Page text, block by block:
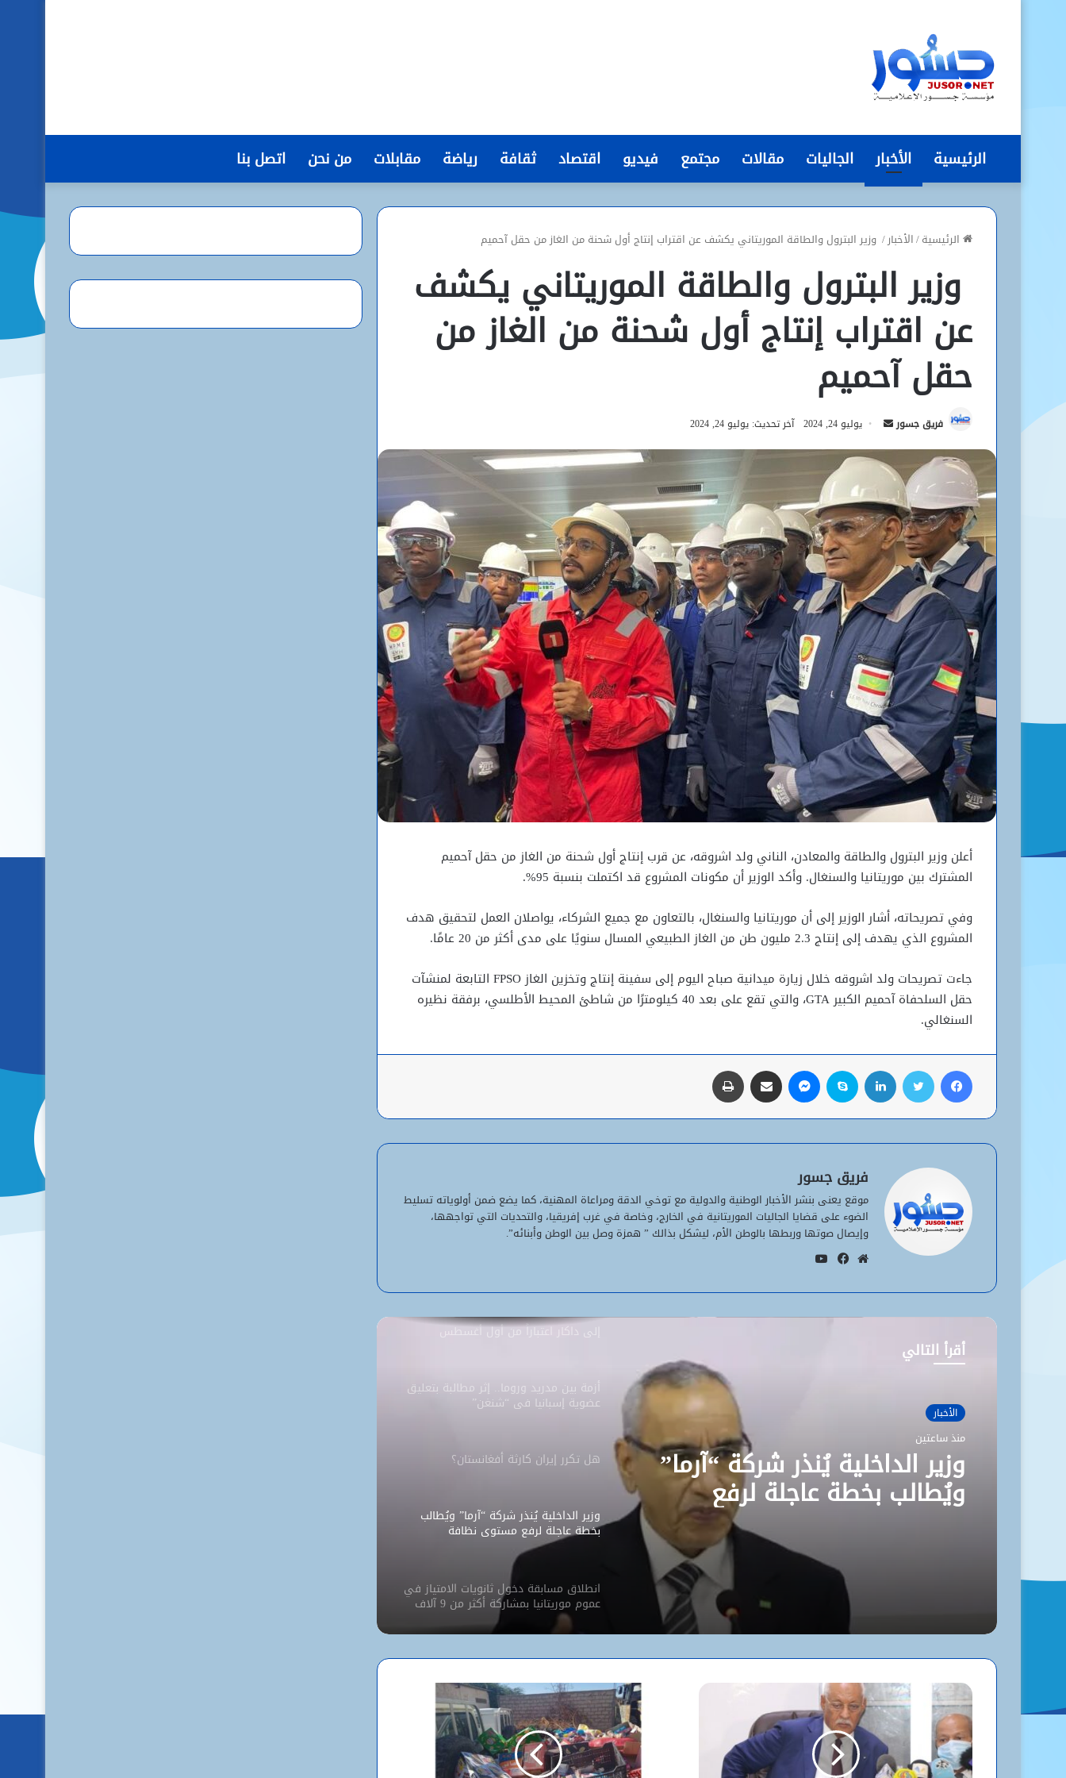
الرئيسية الأخبار الجاليات مقالات مجتمع فيديو اقتصاد ثقافة رياضة مقابلات من نحن اتصل بنا
الرئيسية/الأخبار/ وزير البترول والطاقة الموريتاني يكشف عن اقتراب إنتاج أول شحنة من الغاز من حقل آحميم
وزير البترول والطاقة الموريتاني يكشف
عن اقتراب إنتاج أول شحنة من الغاز من
حقل آحميم
فريق جسور
أرسل
إلكترونيا
يوليو 24, 2024 آخر تحديث: يوليو 24, 2024
أعلن وزير البترول والطاقة والمعادن، الناني ولد اشروقه، عن قرب إنتاج أول شحنة من الغاز من حقل آحميم
المشترك بين موريتانيا والسنغال. وأكد الوزير أن مكونات المشروع قد اكتملت بنسبة 95%.
وفي تصريحاته، أشار الوزير إلى أن موريتانيا والسنغال، بالتعاون مع جميع الشركاء، يواصلان العمل لتحقيق هدف
المشروع الذي يهدف إلى إنتاج 2.3 مليون طن من الغاز الطبيعي المسال سنويًا على مدى أكثر من 20 عامًا.
جاءت تصريحات ولد اشروقه خلال زيارة ميدانية صباح اليوم إلى سفينة إنتاج وتخزين الغاز FPSO التابعة لمنشآت
حقل السلحفاة آحميم الكبير GTA، والتي تقع على بعد 40 كيلومترًا من شاطئ المحيط الأطلسي، برفقة نظيره
السنغالي.
فيسبوك تويتر لينكدإن سكايب ماسنجر مشاركة عبر البريد
فريق جسور
موقع يعنى بنشر الأخبار الوطنية والدولية مع توخي الدقة ومراعاة المهنية، كما يضع ضمن أولوياته تسليط
الضوء على قضايا الجاليات الموريتانية في الخارج، وخاصة في غرب إفريقيا، والتحديات التي تواجهها،
وإيصال صوتها وربطها بالوطن الأم، ليشكل بذالك ” همزة وصل بين الوطن وأبنائه”.
الويب
أقرأ التالي
الأخبار
منذ ساعتين
وزير الداخلية يُنذر شركة “آرما”
ويُطالب بخطة عاجلة لرفع
مستوى نظافة نواكشوط
الحوض الشرقي وكوركول (الجمعة)
سنوات الماضية أرست أسساً لاقتصاد أكثر
استقلالية وسيادة
“بنكيلي” يتصدر خدمات الدفع الإلكتروني
السفارة الأمريكية تحيل طلبات التأشيرة
إلى داكار اعتباراً من أول أغسطس
أزمة بين مدريد وروما.. إثر مطالبة بتعليق
عضوية إسبانيا في “شنغن”
هل تكرر إيران كارثة أفغانستان؟
وزير الداخلية يُنذر شركة “آرما” ويُطالب
بخطة عاجلة لرفع مستوى نظافة
نواكشوط
انطلاق مسابقة دخول ثانويات الامتياز في
عموم موريتانيا بمشاركة أكثر من 9 آلاف
مترشح
كيف استخدم الاحتلال سلاح الإبعاد للتفرد
البيت الأبيض يفتح أخطر ملفات كورونا..
ماذا حدث داخل مختبر ووهان؟